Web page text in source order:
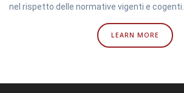
nel rispetto delle normative vigenti e cogenti.
LEARN MORE